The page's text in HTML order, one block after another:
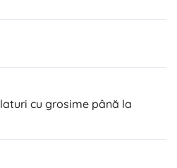
cu grosime până la